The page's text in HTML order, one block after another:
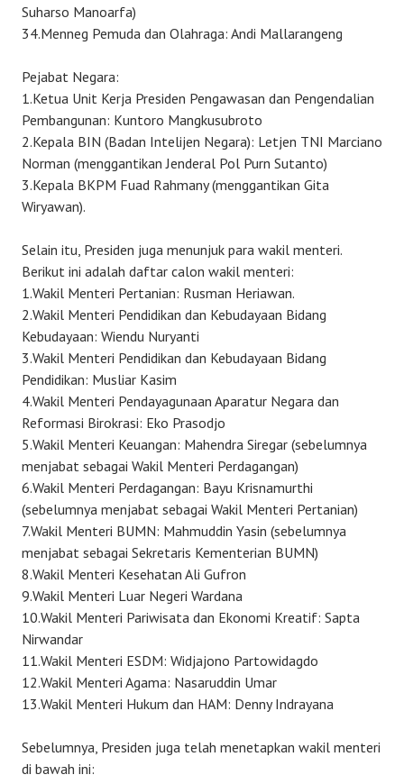
Suharso Manoarfa)
34.Menneg Pemuda dan Olahraga: Andi Mallarangeng
Pejabat Negara:
1.Ketua Unit Kerja Presiden Pengawasan dan Pengendalian
Pembangunan: Kuntoro Mangkusubroto
2.Kepala BIN (Badan Intelijen Negara): Letjen TNI Marciano
Norman (menggantikan Jenderal Pol Purn Sutanto)
3.Kepala BKPM Fuad Rahmany (menggantikan Gita
Wiryawan).
Selain itu, Presiden juga menunjuk para wakil menteri.
Berikut ini adalah daftar calon wakil menteri:
1.Wakil Menteri Pertanian: Rusman Heriawan.
2.Wakil Menteri Pendidikan dan Kebudayaan Bidang
Kebudayaan: Wiendu Nuryanti
3.Wakil Menteri Pendidikan dan Kebudayaan Bidang
Pendidikan: Musliar Kasim
4.Wakil Menteri Pendayagunaan Aparatur Negara dan
Reformasi Birokrasi: Eko Prasodjo
5.Wakil Menteri Keuangan: Mahendra Siregar (sebelumnya
menjabat sebagai Wakil Menteri Perdagangan)
6.Wakil Menteri Perdagangan: Bayu Krisnamurthi
(sebelumnya menjabat sebagai Wakil Menteri Pertanian)
7.Wakil Menteri BUMN: Mahmuddin Yasin (sebelumnya
menjabat sebagai Sekretaris Kementerian BUMN)
8.Wakil Menteri Kesehatan Ali Gufron
9.Wakil Menteri Luar Negeri Wardana
10.Wakil Menteri Pariwisata dan Ekonomi Kreatif: Sapta
Nirwandar
11.Wakil Menteri ESDM: Widjajono Partowidagdo
12.Wakil Menteri Agama: Nasaruddin Umar
13.Wakil Menteri Hukum dan HAM: Denny Indrayana
Sebelumnya, Presiden juga telah menetapkan wakil menteri
di bawah ini: